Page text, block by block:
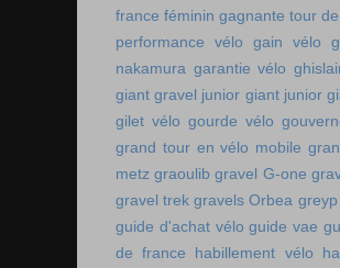
france féminin gagnante tour
performance vélo
gain vélo
nakamura garantie vélo
giant gravel junior giant junior
gilet vélo gourde vélo
grand tour en vélo mobile
metz graoulib gravel G-one
gravel trek gravels Orbea greyp
guide d'achat vélo guide vae
de france
habillement vélo